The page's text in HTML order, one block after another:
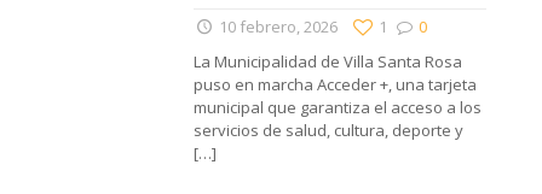
10 febrero, 2026 0
1
La Municipalidad de Villa Santa Rosa
puso en marcha Acceder +, una tarjeta
municipal que garantiza el acceso a los
servicios de salud, cultura, deporte y
[…]